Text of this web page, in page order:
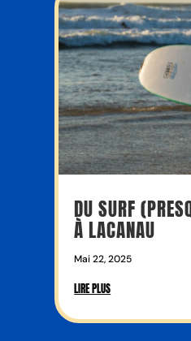
DU SURF
À LACANAU
Mai 22, 2025
LIRE PLUS